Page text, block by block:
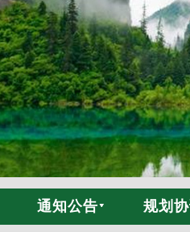
通知公告 规划